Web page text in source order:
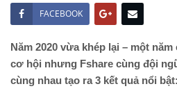
FACEBOOK
Năm 2020 vừa khép lại – một
cơ hội nhưng Fshare cùng đội
cùng nhau tạo ra 3 kết quả nổi bật: